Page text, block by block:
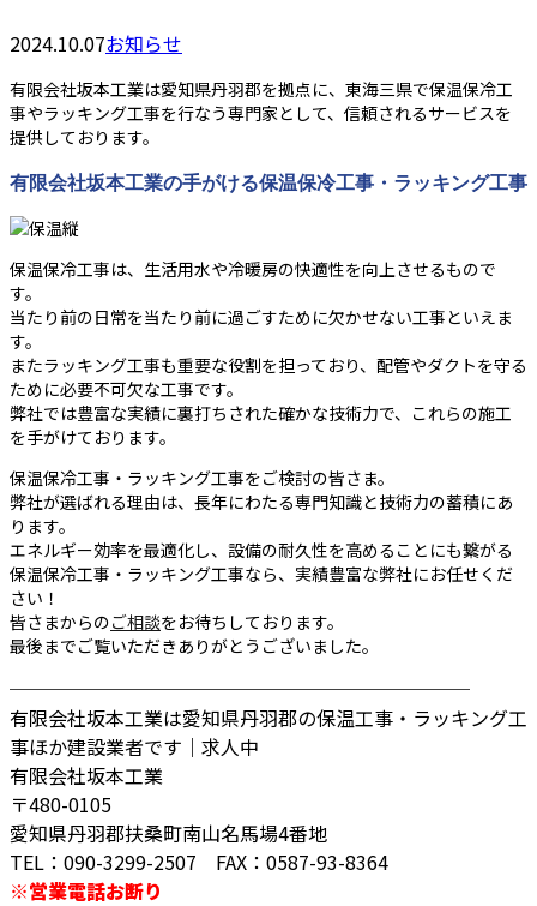
2024.10.07お知らせ
有限会社坂本工業は愛知県丹羽郡を拠点に、東海三県で保温保冷工
事やラッキング工事を行なう専門家として、信頼されるサービスを
提供しております。
有限会社坂本工業の手がける保温保冷工事・ラッキング工事
保温保冷工事は、生活用水や冷暖房の快適性を向上させるもので
す。
当たり前の日常を当たり前に過ごすために欠かせない工事といえま
す。
またラッキング工事も重要な役割を担っており、配管やダクトを守る
ために必要不可欠な工事です。
弊社では豊富な実績に裏打ちされた確かな技術力で、これらの施工
を手がけております。
保温保冷工事・ラッキング工事をご検討の皆さま。
弊社が選ばれる理由は、長年にわたる専門知識と技術力の蓄積にあ
ります。
エネルギー効率を最適化し、設備の耐久性を高めることにも繋がる
保温保冷工事・ラッキング工事なら、実績豊富な弊社にお任せくだ
さい！
皆さまからのご相談をお待ちしております。
最後までご覧いただきありがとうございました。
────────────────────────
有限会社坂本工業は愛知県丹羽郡の保温工事・ラッキング工
事ほか建設業者です｜求人中
有限会社坂本工業
〒480-0105
愛知県丹羽郡扶桑町南山名馬場4番地
TEL：090-3299-2507 FAX：0587-93-8364
※営業電話お断り